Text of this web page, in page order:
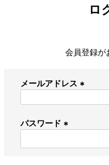
ロ
会員登録が
メールアドレス
パスワード
必